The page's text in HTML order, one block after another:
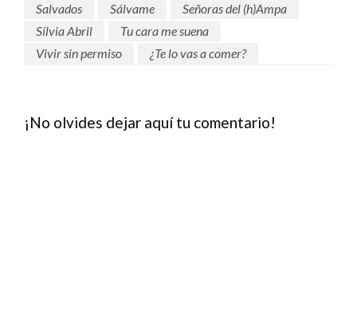
Salvados
Sálvame
Señoras del (h)Ampa
Sílvia Abril
Tu cara me suena
Vivir sin permiso
¿Te lo vas a comer?
¡No olvides dejar aquí tu comentario!